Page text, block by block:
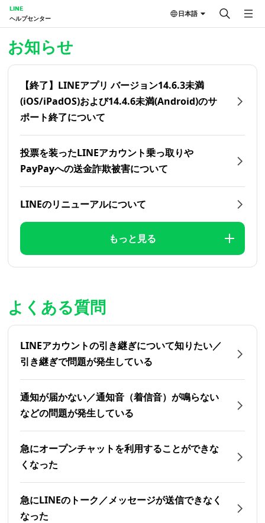
LINE
ヘルプセンター
日本語
お知らせ
【終了】LINEアプリ バージョン14.6.3未満
(iOS/iPadOS)および14.4.6未満(Android)のサ
ポート終了について
投票を装ったLINEアカウント乗っ取りや
PayPayへの送金詐欺被害について
LINEのリニューアルについて
もっと見る
よくある質問
LINEアカウントの引き継ぎについて知りたい／
引き継ぎで問題が発生している
通知が届かない／通知音（着信音）が鳴らない
などの問題が発生している
急にオープンチャットを利用することができな
くなった
急にLINEのトーク／メッセージが送信できなく
なった